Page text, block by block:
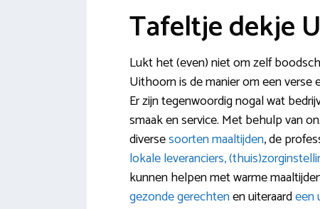
Tafeltje dekje
Lukt het (even) niet om zelf
Uithoorn is de manier om een
Er zijn tegenwoordig nogal wat
smaak en service. Met behulp van
diversesoorten maaltijden, de
lokale leveranciers,
kunnen helpen met warme
gezonde gerechtenen uiteraardeen